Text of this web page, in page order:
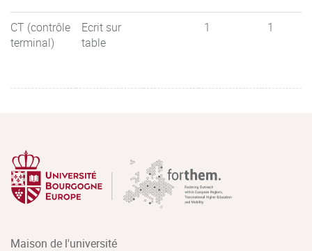
CT (contrôle
terminal)
Ecrit sur
table
1 1
Maison de l'université